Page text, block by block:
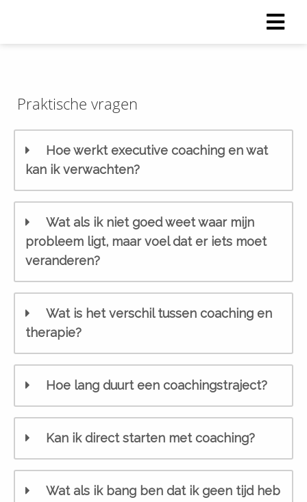
Praktische vragen
Hoe werkt executive coaching en wat
kan ik verwachten?
Wat als ik niet goed weet waar mijn
probleem ligt, maar voel dat er iets moet
veranderen?
Wat is het verschil tussen coaching en
therapie?
Hoe lang duurt een coachingstraject?
Kan ik direct starten met coaching?
Wat als ik bang ben dat ik geen tijd heb